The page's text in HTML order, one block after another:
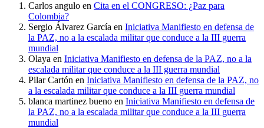
Carlos angulo en Cita en el CONGRESO: ¿Paz para
Colombia?
Sergio Álvarez García en Iniciativa Manifiesto en defensa de
la PAZ, no a la escalada militar que conduce a la III guerra
mundial
Olaya en Iniciativa Manifiesto en defensa de la PAZ, no a la
escalada militar que conduce a la III guerra mundial
Pilar Cartón en Iniciativa Manifiesto en defensa de la PAZ, no
a la escalada militar que conduce a la III guerra mundial
blanca martinez bueno en Iniciativa Manifiesto en defensa de
la PAZ, no a la escalada militar que conduce a la III guerra
mundial